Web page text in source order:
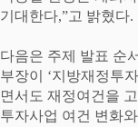
기대한다,”고 밝혔다.
다음은 주제 발표 순
부장이 ‘지방재정투
면서도 재정여건을
투자사업 여건 변화